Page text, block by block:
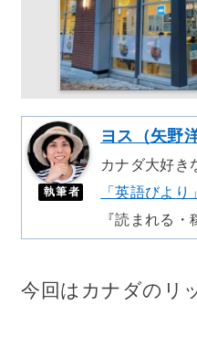
執筆者
ヨス（矢野
カナダ大好き
「英語びより」
『読まれる・
今回はカナダのリ